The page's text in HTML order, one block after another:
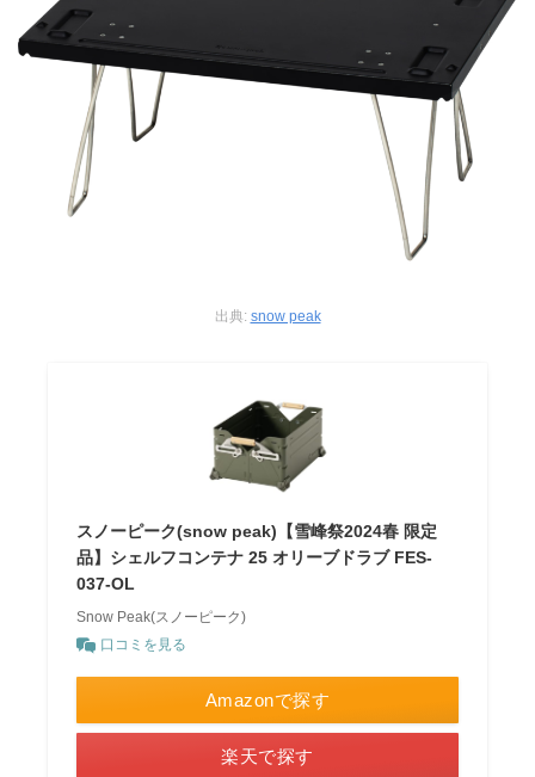
出典: snow peak
スノーピーク(snow peak)【雪峰祭2024春 限定
品】シェルフコンテナ 25 オリーブドラブ FES-
037-OL
Snow Peak(スノーピーク)
口コミを見る
Amazonで探す
楽天で探す